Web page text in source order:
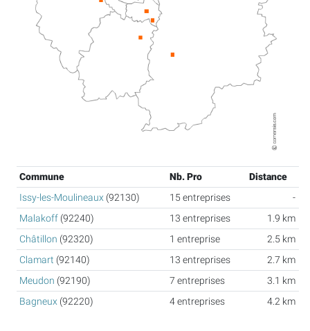
Commune Nb. Pro
Distance
Issy-les-Moulineaux (92130) 15 entreprises
-
Malakoff (92240) 13 entreprises
1.9 km
Châtillon (92320) 1 entreprise
2.5 km
Clamart (92140) 13 entreprises
2.7 km
Meudon (92190) 7 entreprises
3.1 km
Bagneux (92220) 4 entreprises 4.2 km